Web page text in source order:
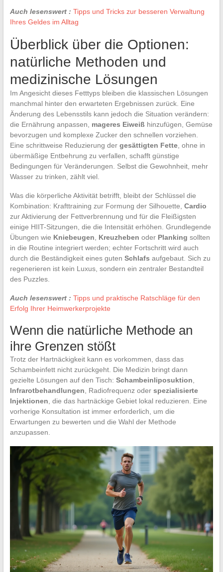
Auch lesenswert : Tipps und Tricks zur besseren Verwaltung
Ihres Geldes im Alltag
Überblick über die Optionen:
natürliche Methoden und
medizinische Lösungen
Im Angesicht dieses Fetttyps bleiben die klassischen Lösungen
manchmal hinter den erwarteten Ergebnissen zurück. Eine
Änderung des Lebensstils kann jedoch die Situation verändern:
die Ernährung anpassen, mageres Eiweiß hinzufügen, Gemüse
bevorzugen und komplexe Zucker den schnellen vorziehen.
Eine schrittweise Reduzierung der gesättigten Fette, ohne in
übermäßige Entbehrung zu verfallen, schafft günstige
Bedingungen für Veränderungen. Selbst die Gewohnheit, mehr
Wasser zu trinken, zählt viel.
Was die körperliche Aktivität betrifft, bleibt der Schlüssel die
Kombination: Krafttraining zur Formung der Silhouette, Cardio
zur Aktivierung der Fettverbrennung und für die Fleißigsten
einige HIIT-Sitzungen, die die Intensität erhöhen. Grundlegende
Übungen wie Kniebeugen Kreuzheben oder Planking sollten
in die Routine integriert werden; echter Fortschritt wird auch
durch die Beständigkeit eines guten Schlafs aufgebaut. Sich zu
regenerieren ist kein Luxus, sondern ein zentraler Bestandteil
des Puzzles.
Auch lesenswert : Tipps und praktische Ratschläge für den
Erfolg Ihrer Heimwerkerprojekte
Wenn die natürliche Methode an
ihre Grenzen stößt
Trotz der Hartnäckigkeit kann es vorkommen, dass das
Schambeinfett nicht zurückgeht. Die Medizin bringt dann
gezielte Lösungen auf den Tisch: Schambeinliposuktion
Infrarotbehandlungen , Radiofrequenz oder spezialisierte
Injektionen , die das hartnäckige Gebiet lokal reduzieren. Eine
vorherige Konsultation ist immer erforderlich, um die
Erwartungen zu bewerten und die Wahl der Methode
anzupassen.